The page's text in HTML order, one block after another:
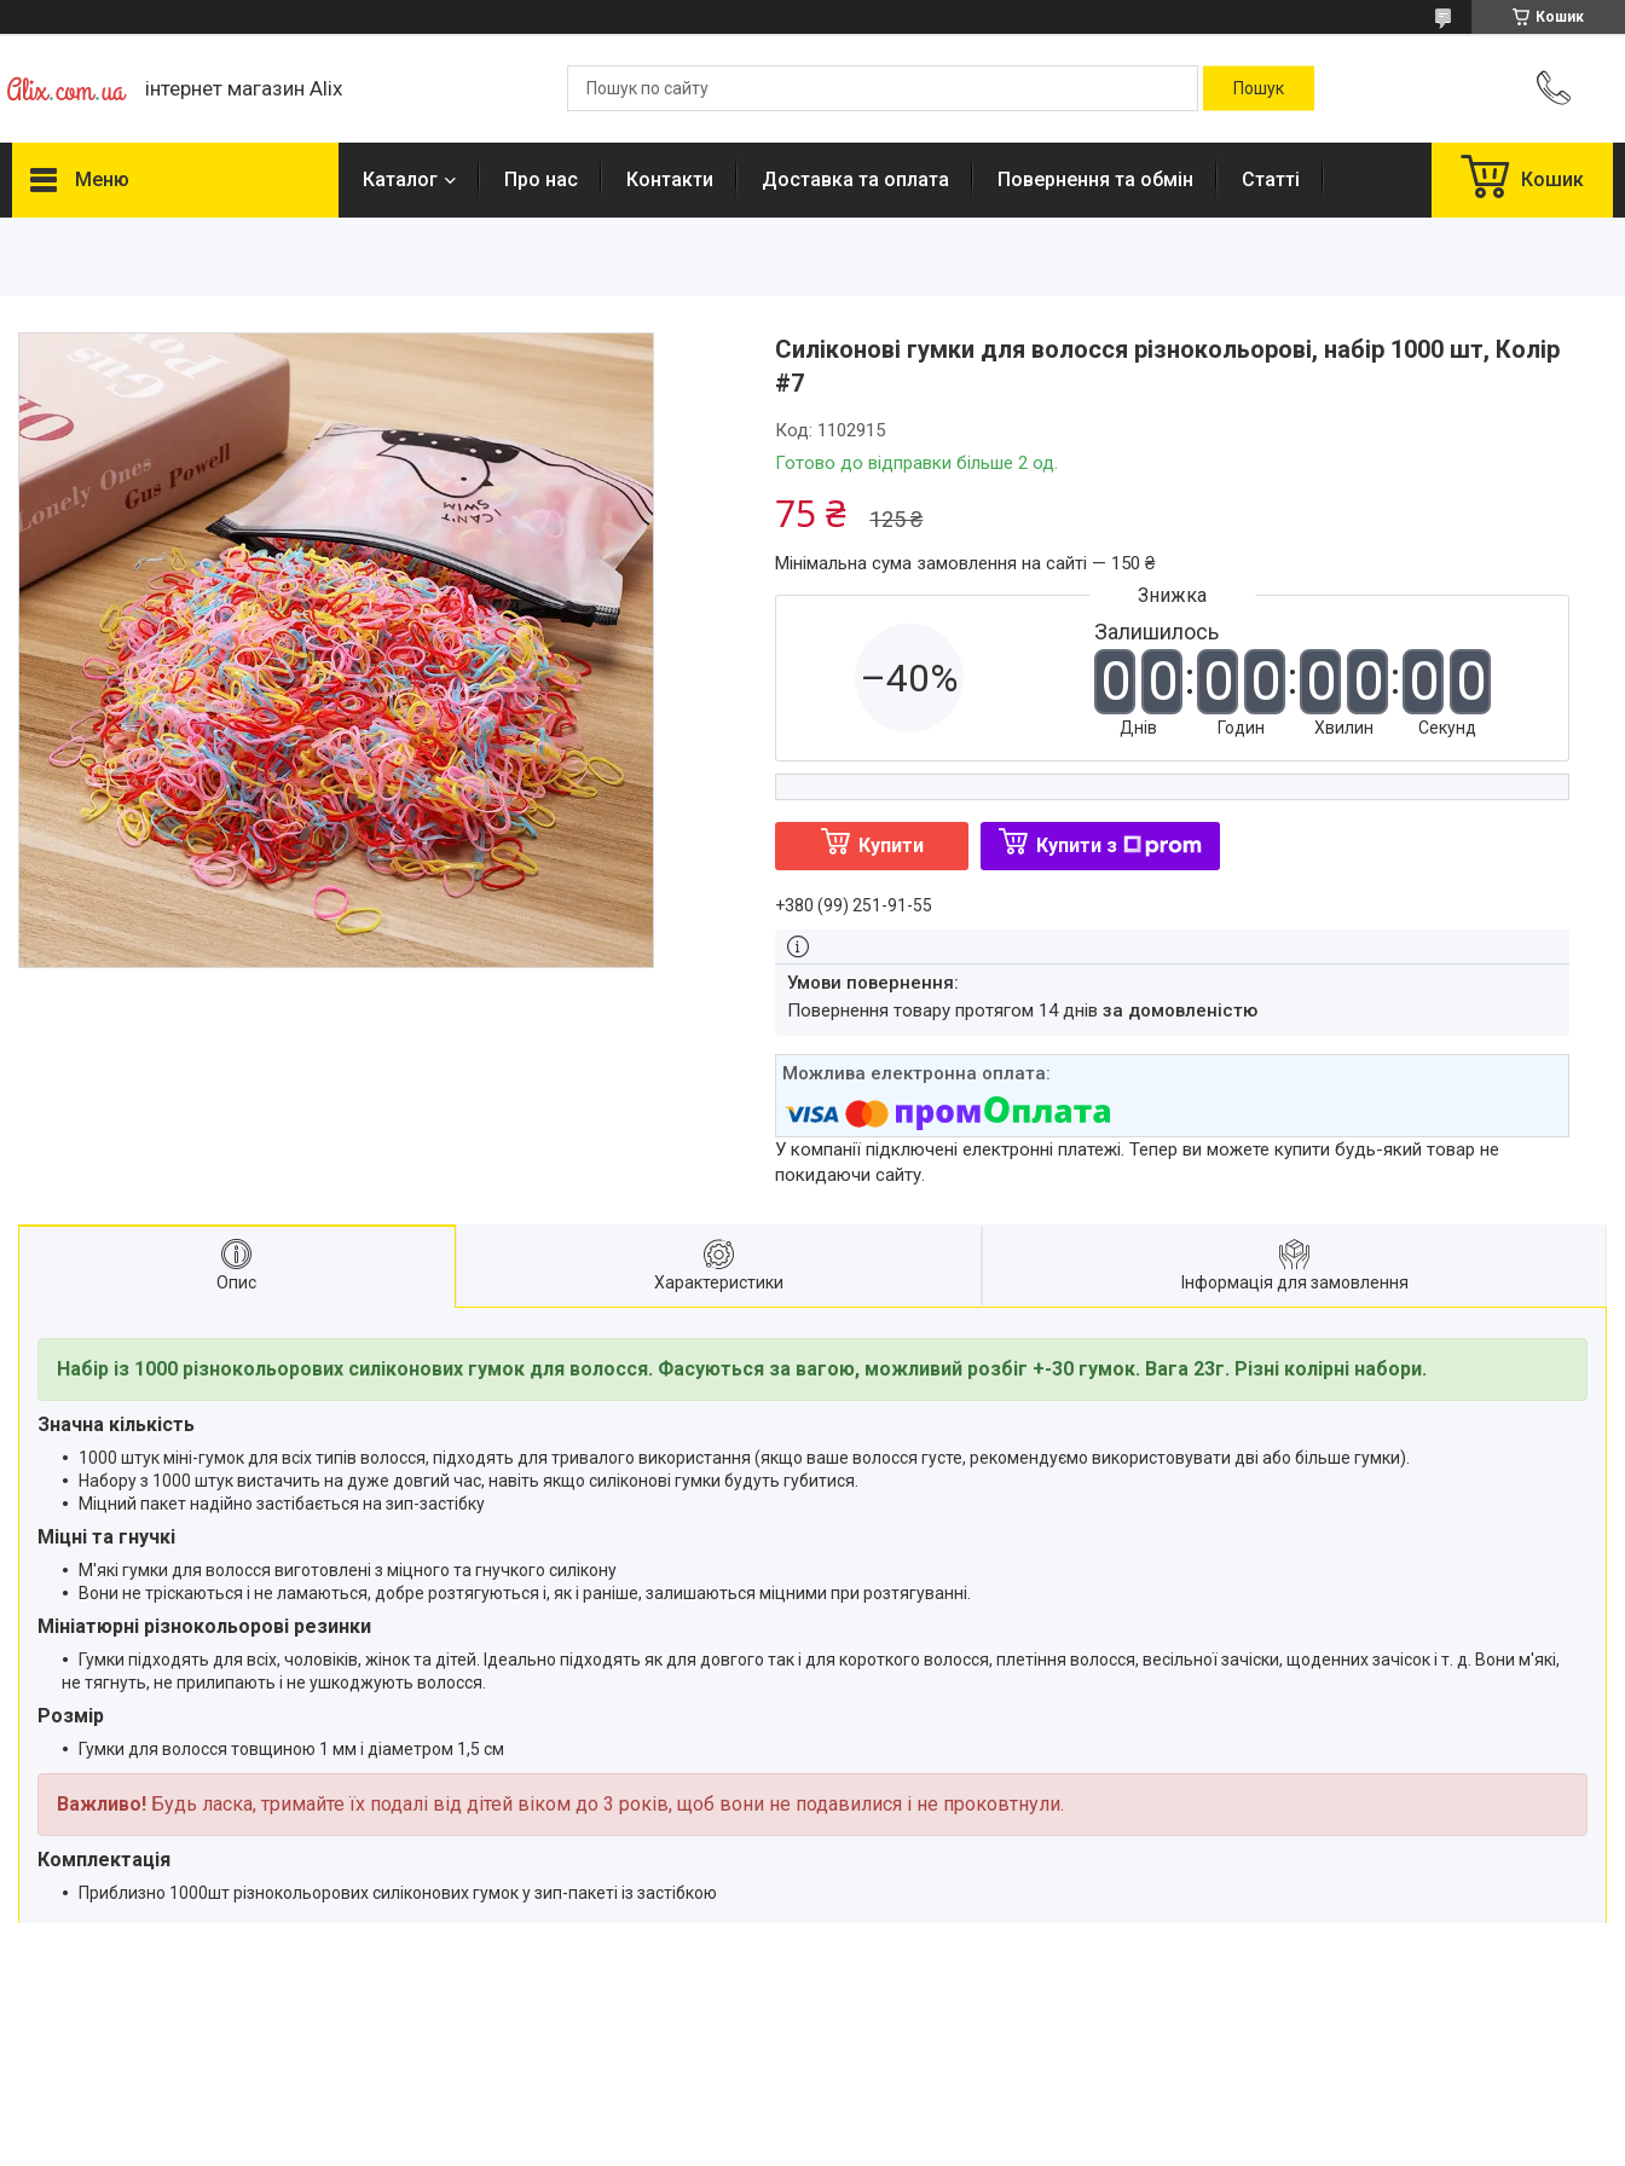
Кошик
інтернет магазин Alix
Меню Каталог Про нас Контакти Доставка та оплата Повернення та обмін Статті Кошик
Силіконові гумки для волосся різнокольорові, набір 1000 шт, Колір
#7
Готово до відправки більше 2 од.
Код: 1102915
125 ₴
75 ₴
Мінімальна сума замовлення на сайті — 150 ₴
–40%
Залишилось
0 0
Днів
0 0
Годин
0 0
Хвилин
0 0
Секунд
Купити Купити з
+380 (99) 251-91-55
повернення товару протягом 14 днівза домовленістю
У компанії підключені електронні платежі. Тепер ви можете купити будь-який товар не
покидаючи сайту.
Опис Характеристики Інформація для замовлення
Набір із 1000 різнокольорових силіконових гумок для волосся. Фасуються за вагою, можливий розбіг +-30 гумок. Вага 23г. Різні колірні набори.
Значна кількість
1000 штук міні-гумок для всіх типів волосся, підходять для тривалого використання (якщо ваше волосся густе, рекомендуємо використовувати дві або більше гумки).
Набору з 1000 штук вистачить на дуже довгий час, навіть якщо силіконові гумки будуть губитися.
Міцний пакет надійно застібається на зип-застібку
Міцні та гнучкі
М'які гумки для волосся виготовлені з міцного та гнучкого силікону
Вони не тріскаються і не ламаються, добре розтягуються і, як і раніше, залишаються міцними при розтягуванні.
Мініатюрні різнокольорові резинки
Гумки підходять для всіх, чоловіків, жінок та дітей. Ідеально підходять як для довгого так і для короткого волосся, плетіння волосся, весільної зачіски, щоденних зачісок і т. д. Вони м'які,
не тягнуть, не прилипають і не ушкоджують волосся.
Розмір
Гумки для волосся товщиною 1 мм і діаметром 1,5 см
Важливо! Будь ласка, тримайте їх подалі від дітей віком до 3 років, щоб вони не подавилися і не проковтнули.
Комплектація
Приблизно 1000шт різнокольорових силіконових гумок у зип-пакеті із застібкою